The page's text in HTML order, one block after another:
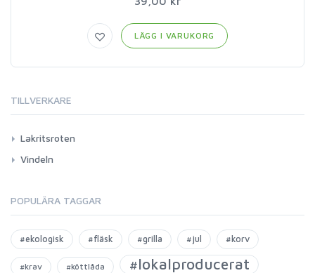
LÄGG I VARUKORG
TILLVERKARE
Lakritsroten
Vindeln
POPULÄRA TAGGAR
#ekologisk #fläsk #grilla #jul #korv
#krav #köttlåda #lokalproducerat